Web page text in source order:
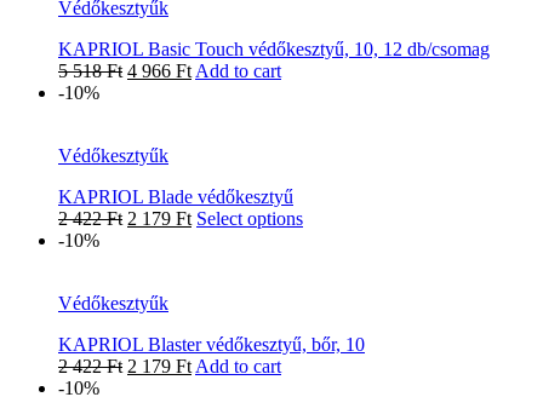
Védőkesztyűk
KAPRIOL Basic Touch védőkesztyű, 10, 12 db/csomag
5 518Ft 4 966 Ft Add to cart
-10%
Védőkesztyűk
KAPRIOL Blade védőkesztyű
2 422Ft 2 179 Ft Select options
-10%
Védőkesztyűk
KAPRIOL Blaster védőkesztyű, bőr, 10
2 422Ft 2 179 Ft Add to cart
-10%